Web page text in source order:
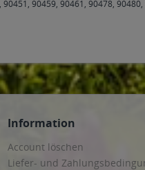
90459, 90461, 90478,
Information
Account löschen
Liefer- und